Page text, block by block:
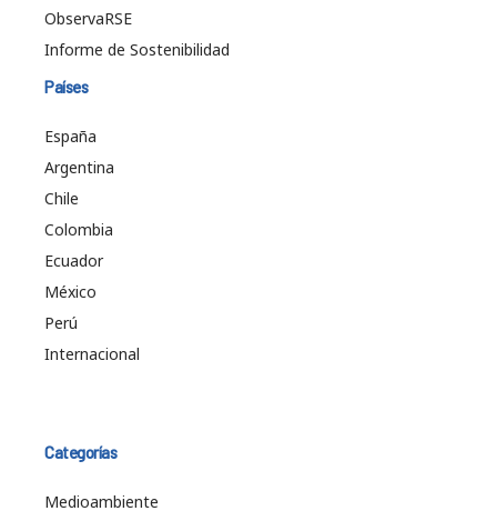
ObservaRSE
Informe de Sostenibilidad
Países
España
Argentina
Chile
Colombia
Ecuador
México
Perú
Internacional
Categorías
Medioambiente